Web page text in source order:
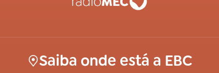
Saiba onde está a EBC